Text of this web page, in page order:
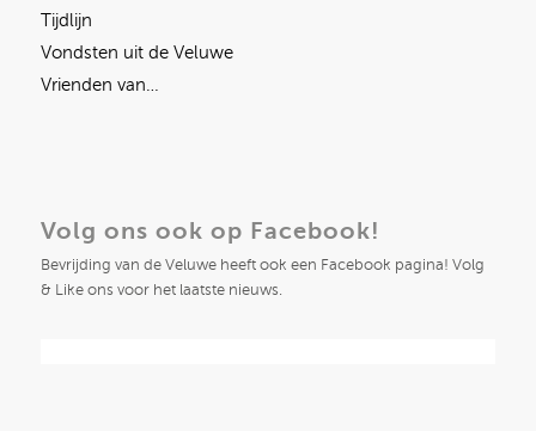
Tijdlijn
Vondsten uit de Veluwe
Vrienden van…
Volg ons ook op Facebook!
Bevrijding van de Veluwe heeft ook een Facebook pagina! Volg
& Like ons voor het laatste nieuws.